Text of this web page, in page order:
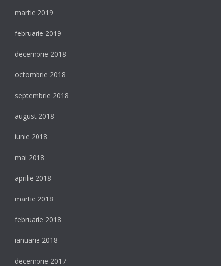
martie 2019
februarie 2019
decembrie 2018
octombrie 2018
septembrie 2018
august 2018
iunie 2018
mai 2018
aprilie 2018
martie 2018
februarie 2018
ianuarie 2018
decembrie 2017